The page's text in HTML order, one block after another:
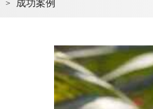
> 成功案例